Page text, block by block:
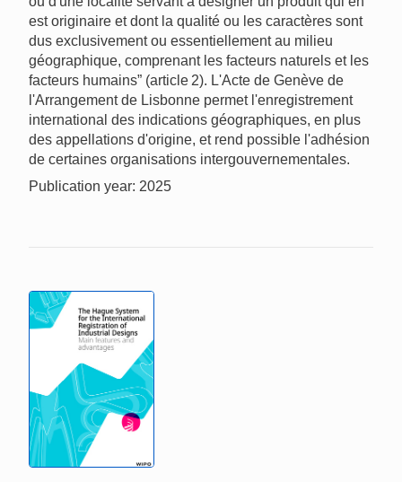
est originaire et dont la qualité ou les caractères sont
dus exclusivement ou essentiellement au milieu
géographique, comprenant les facteurs naturels et les
facteurs humains” (article 2). L'Acte de Genève de
l'Arrangement de Lisbonne permet l'enregistrement
international des indications géographiques, en plus
des appellations d'origine, et rend possible l'adhésion
de certaines organisations intergouvernementales.
Publication year: 2025